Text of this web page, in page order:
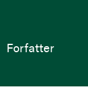
Forfatter